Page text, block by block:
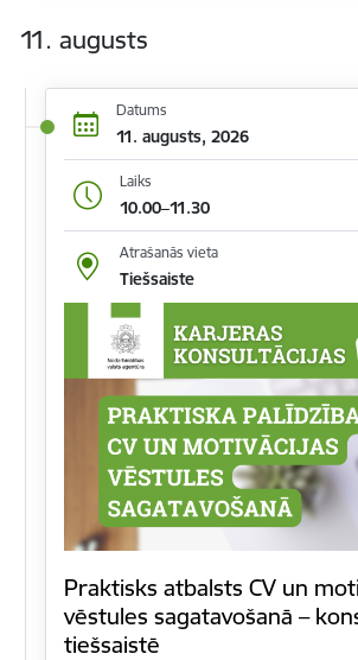
11. augusts
Datums
11. augusts, 2026
Laiks
10.00–11.30
Atrašanās vieta
Tiešsaiste
Praktisks atbalsts CV un
vēstules sagatavošanā –
tiešsaistē